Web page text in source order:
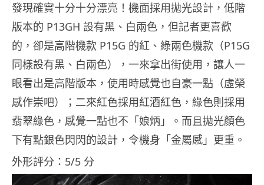
發現確實十分十分漂亮！機面採用拋光設計，低階
版本的 P13GH 設有黑、白兩色，但記者更喜歡
的，卻是高階機款 P15G 的紅、綠兩色機款（P15G
同樣設有黑、白兩色），一來拿出街使用，讓人一
眼看出是高階版本，使用時感覺也自豪一點（虛榮
感作崇吧）；二來紅色採用紅酒紅色，綠色則採用
翡翠綠色，感覺一點也不「娘炳」。而且拋光顏色
下有點銀色閃閃的設計，令機身「金屬感」更重。
外形評分：5/5 分